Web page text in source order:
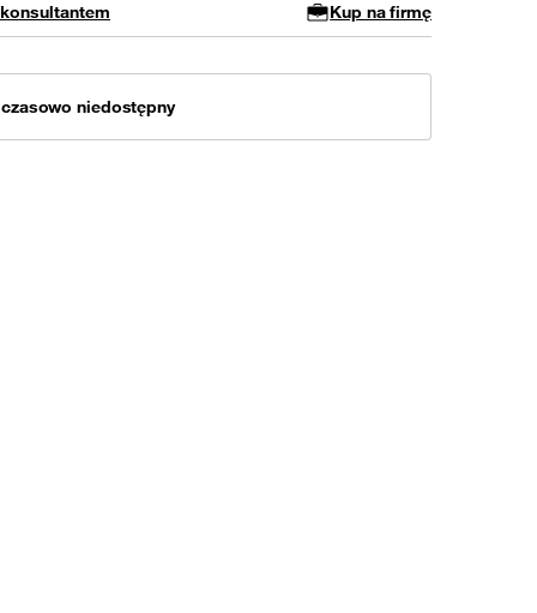
Kup na firmę
niedostępny